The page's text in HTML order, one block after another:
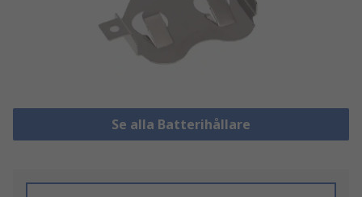
Se alla Batterihållare